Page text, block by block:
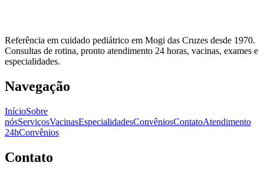
Referência em cuidado pediátrico em Mogi das Cruzes desde 1970.
Consultas de rotina, pronto atendimento 24 horas, vacinas, exames e
especialidades.
Navegação
InícioSobre
nósServiçosVacinasEspecialidadesConvêniosContatoAtendimento
24hConvênios
Contato